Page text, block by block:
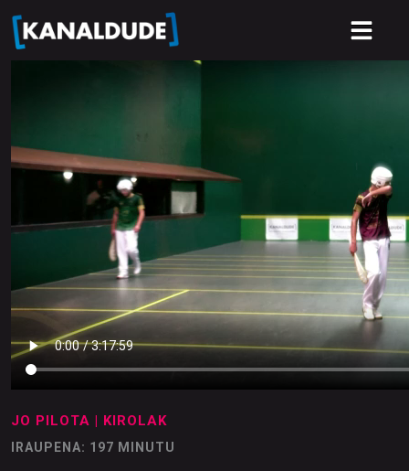
JO PILOTA | KIROLAK
IRAUPENA: 197 MINUTU